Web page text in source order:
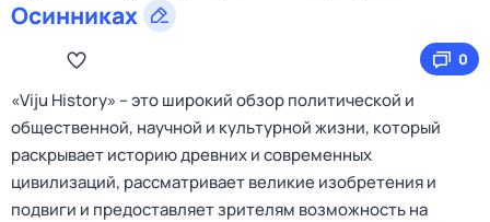
Осинниках
0
«Viju History» – это широкий обзор политической и
общественной, научной и культурной жизни, который
раскрывает историю древних и современных
цивилизаций, рассматривает великие изобретения и
подвиги и предоставляет зрителям возможность на